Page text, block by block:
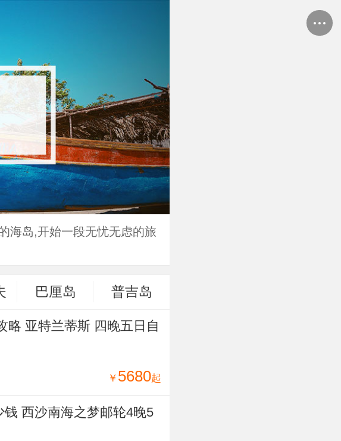
海岛,开始一段无忧无虑的旅
巴厘岛 普吉岛
略 亚特兰蒂斯 四晚五日自
￥ 5680起
西沙南海之梦邮轮4晚5